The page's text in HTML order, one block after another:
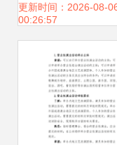
硖石小学举行庆
一”文艺汇演
更新时间：2026-08-
00:26:57